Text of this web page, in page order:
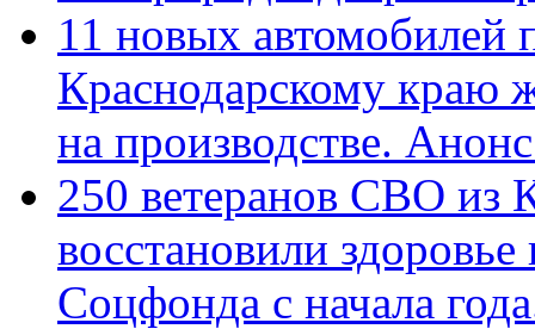
11 новых автомобилей
Краснодарскому краю
на производстве.
250 ветеранов СВО из
восстановили
Соцфонда с начала